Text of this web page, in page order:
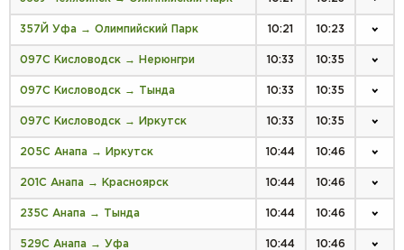
357Й Уфа → Олимпийский Парк 10:21 10:23
097С Кисловодск → Нерюнгри 10:33 10:35
097С Кисловодск → Тында 10:33 10:35
097С Кисловодск → Иркутск 10:33 10:35
205С Анапа → Иркутск 10:44 10:46
201С Анапа → Красноярск 10:44 10:46
235С Анапа → Тында 10:44 10:46
529С Анапа → Уфа 10:44 10:46